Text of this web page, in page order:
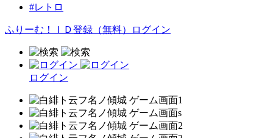
#レトロ
ふりーむ！ＩＤ登録（無料） ログイン
ログイン